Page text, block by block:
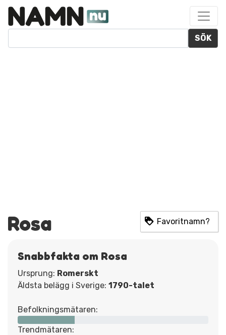
SÖK
Rosa Favoritnamn?
Snabbfakta om Rosa
Ursprung: Romerskt
Äldsta belägg i Sverige: 1790-talet
Befolkningsmätaren:
Trendmätaren: